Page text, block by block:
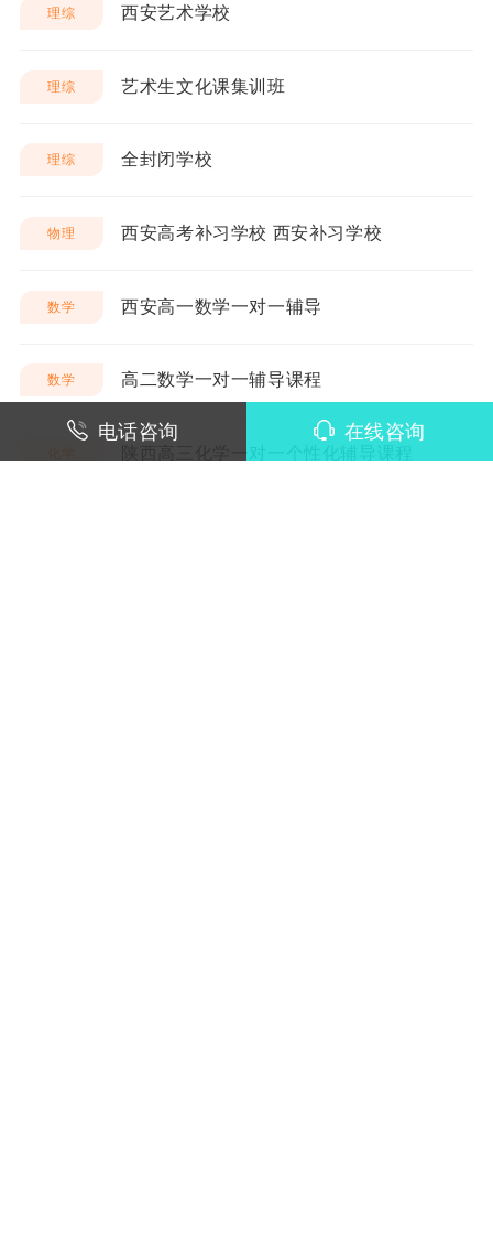
理综 西安艺术学校
理综 艺术生文化课集训班
理综 全封闭学校
物理 西安高考补习学校 西安补习学校
数学 西安高一数学一对一辅导
数学 高二数学一对一辅导课程
电话咨询 在线咨询